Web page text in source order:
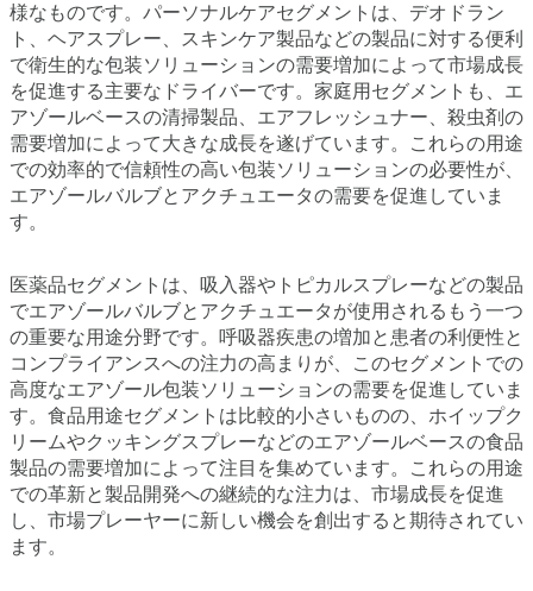
様なものです。パーソナルケアセグメントは、デオドラン
ト、ヘアスプレー、スキンケア製品などの製品に対する便利
で衛生的な包装ソリューションの需要増加によって市場成長
を促進する主要なドライバーです。家庭用セグメントも、エ
アゾールベースの清掃製品、エアフレッシュナー、殺虫剤の
需要増加によって大きな成長を遂げています。これらの用途
での効率的で信頼性の高い包装ソリューションの必要性が、
エアゾールバルブとアクチュエータの需要を促進していま
す。
医薬品セグメントは、吸入器やトピカルスプレーなどの製品
でエアゾールバルブとアクチュエータが使用されるもう一つ
の重要な用途分野です。呼吸器疾患の増加と患者の利便性と
コンプライアンスへの注力の高まりが、このセグメントでの
高度なエアゾール包装ソリューションの需要を促進していま
す。食品用途セグメントは比較的小さいものの、ホイップク
リームやクッキングスプレーなどのエアゾールベースの食品
製品の需要増加によって注目を集めています。これらの用途
での革新と製品開発への継続的な注力は、市場成長を促進
し、市場プレーヤーに新しい機会を創出すると期待されてい
ます。